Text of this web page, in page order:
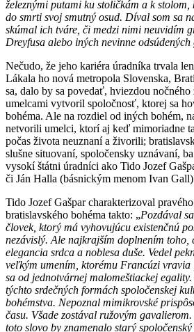
železnými putami ku stoličkám a k stolom,
do smrti svoj smutný osud. Díval som sa
skúmal ich tváre, či medzi nimi neuvidím
Dreyfusa alebo iných nevinne
Nečudo, že jeho kariéra úradníka trvala
Lákala ho nová metropola Slovenska,
sa, dalo by sa povedať, hviezdou
umelcami vytvoril spoločnosť, ktorej sa
bohéma. Ale na rozdiel od iných bohém,
netvorili umelci, ktorí aj keď mimoriadne
počas života neuznaní a živorili;
slušne situovaní, spoločensky uznávaní,
vysokí štátni úradníci ako Tido Jozef
či Ján Halla (básnickým menom Ivan
Tido Jozef Gašpar charakterizoval
bratislavského bohéma takto: „Pozdával
človek, ktorý má vyhovujúcu existenčnú
nezávislý. Ale najkrajším doplnením
elegancia srdca a noblesa duše. Vedel
veľkým umením, ktorému Francúzi
sa od jednotvárnej malomeštiackej
týchto srdečných formách spoločenskej
bohémstva. Nepoznal mimikrovské
času. Všade zostával ružovým
toto slovo by znamenalo starý